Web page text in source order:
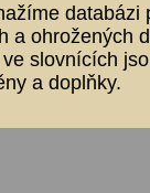
databázi
a ohrožených
slovnících
a doplňky.